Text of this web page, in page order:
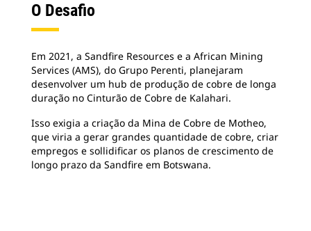
O Desafio
Em 2021, a Sandfire Resources e a African Mining
Services (AMS), do Grupo Perenti, planejaram
desenvolver um hub de produção de cobre de longa
duração no Cinturão de Cobre de Kalahari.
Isso exigia a criação da Mina de Cobre de Motheo,
que viria a gerar grandes quantidade de cobre, criar
empregos e sollidificar os planos de crescimento de
longo prazo da Sandfire em Botswana.